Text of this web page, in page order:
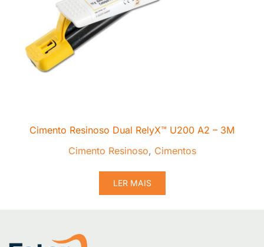
Cimento Resinoso Dual RelyX™ U200 A2 – 3M
Cimento Resinoso, Cimentos
LER MAIS